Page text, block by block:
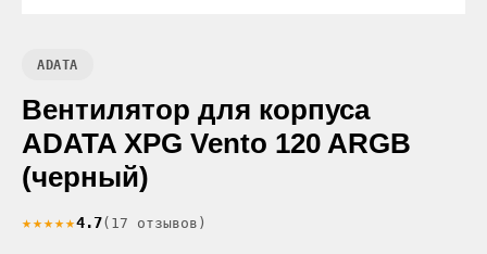
ADATA
Вентилятор для корпуса
ADATA XPG Vento 120 ARGB
(черный)
★★★★★4.7(17 отзывов)